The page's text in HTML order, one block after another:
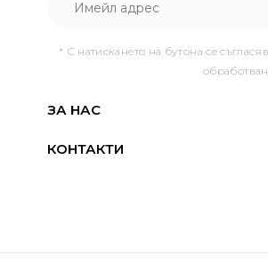
ЗА НАС
КОНТАКТИ
* С натискането на бутона се